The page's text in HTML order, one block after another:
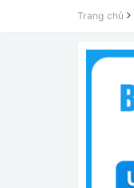
Trang chủ